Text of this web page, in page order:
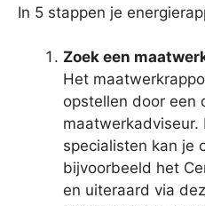
In 5 stappen je
Zoek een
Het
opstellen door een
maatwerkadviseur.
specialisten kan je
bijvoorbeeld het
en uiteraard via